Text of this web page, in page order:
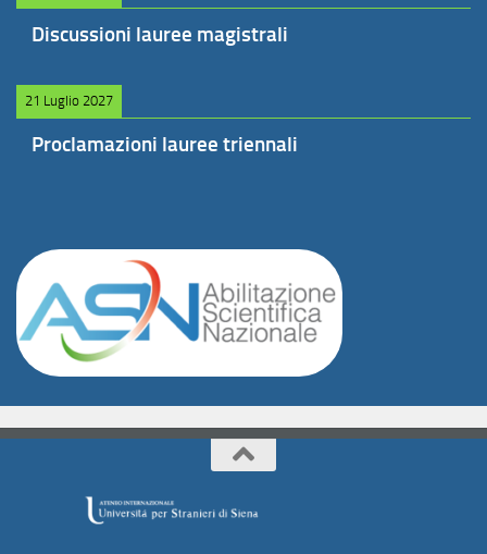
Discussioni lauree magistrali
21 Luglio 2027
Proclamazioni lauree triennali